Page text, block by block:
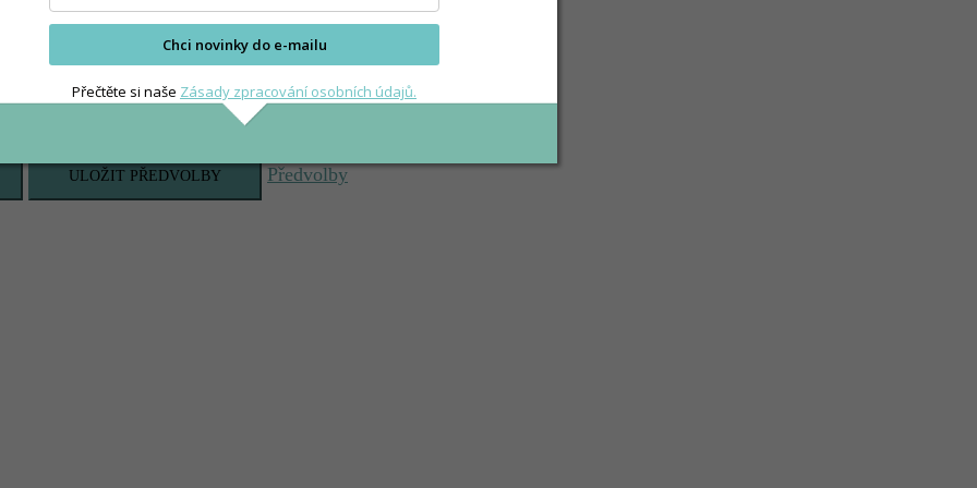
ULOŽIT PŘEDVOLBY Předvolby
Chci novinky do e-mailu
Přečtěte si naše Zásady zpracování osobních údajů.